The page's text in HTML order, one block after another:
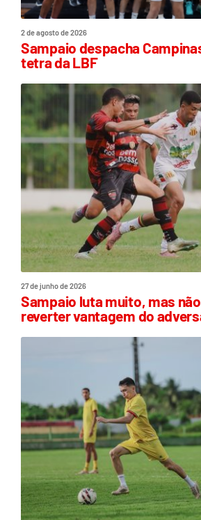
2 de agosto de 2026
Sampaio despacha
tetra da LBF
27 de junho de 2026
Sampaio luta muito, mas
reverter vantagem do